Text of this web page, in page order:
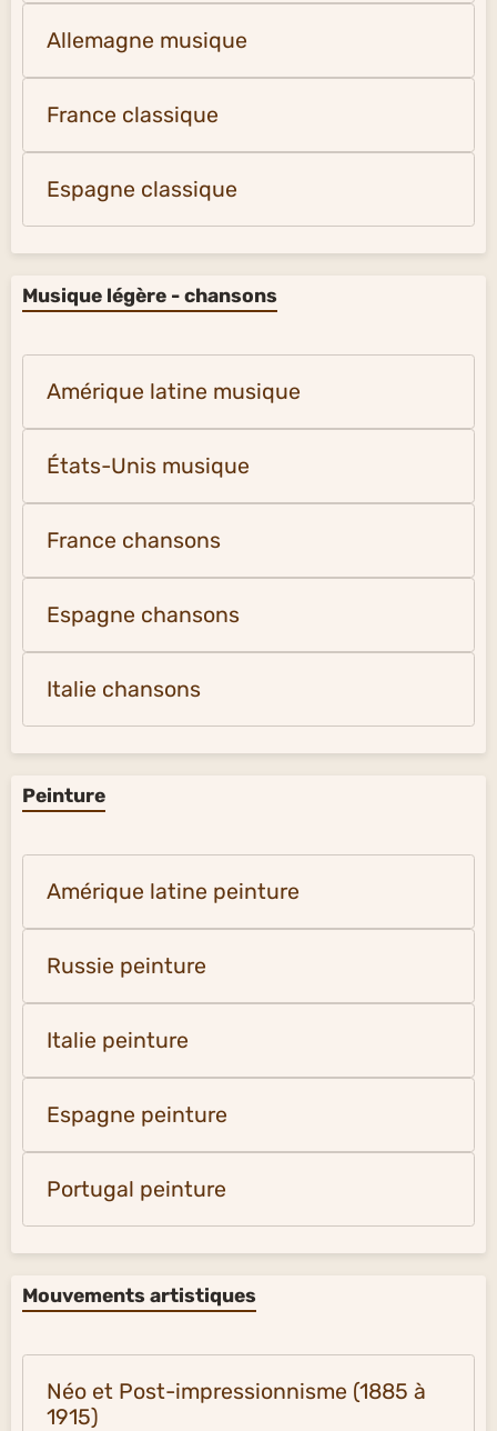
Allemagne musique
France classique
Espagne classique
Musique légère - chansons
Amérique latine musique
États-Unis musique
France chansons
Espagne chansons
Italie chansons
Peinture
Amérique latine peinture
Russie peinture
Italie peinture
Espagne peinture
Portugal peinture
Mouvements artistiques
Néo et Post-impressionnisme (1885 à
1915)